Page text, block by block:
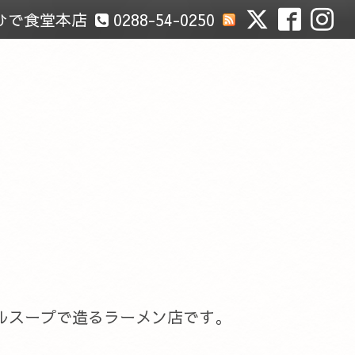
0288-54-0250
で食堂本店
ープで造るラーメン店です。